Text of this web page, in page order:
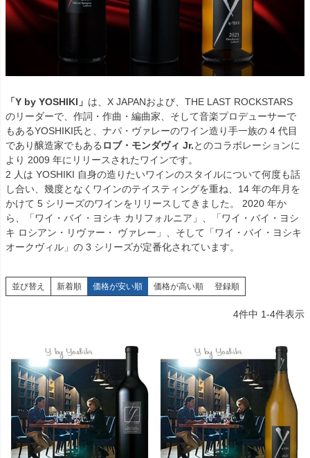
「Y by YOSHIKI」 は、X JAPANおよび、THE LAST ROCKSTARS
のリーダーで、作詞・作曲・編曲家、そして音楽プロデューサーで
もあるYOSHIKI氏と、ナパ・ヴァレーのワイン造り手一族の 4 代目
であり醸造家でもある ロブ・モンダヴィ Jr.とのコラボレーションに
より 2009 年にリリースされたワインです。
2 人は YOSHIKI 自身の造りたいワインのスタイルについて何度も話
し合い、幾度となくワインのテイスティングを重ね、14 年の年月を
かけて 5 シリーズのワインをリリースしてきました。 2020 年か
ら、「ワイ・バイ・ヨシキ カリフォルニア」、「ワイ・バイ・ヨシ
キ ロシアン・リヴァー・ ヴァレー」、そして「ワイ・バイ・ヨシキ
オークヴィル」の 3 シリーズが定番化されています。
並び替え 新着順 価格が安い順 価格が高い順 登録順
4件中 1-4件表示